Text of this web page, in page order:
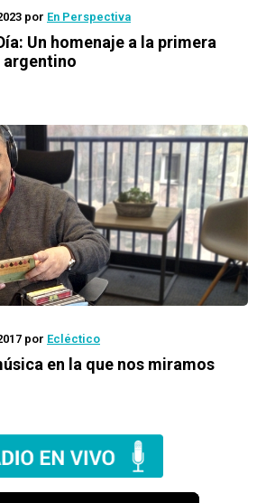
por En Perspectiva
Un homenaje a la primera
argentino
por Ecléctico
en la que nos miramos